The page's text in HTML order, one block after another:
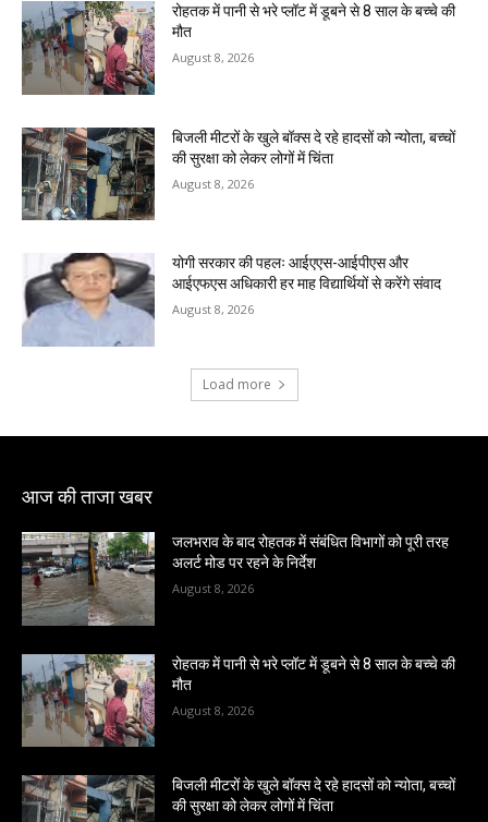
रोहतक में पानी से भरे प्लॉट में डूबने से 8 साल के बच्चे की
मौत
August 8, 2026
बिजली मीटरों के खुले बॉक्स दे रहे हादसों को न्योता, बच्चों
की सुरक्षा को लेकर लोगों में चिंता
August 8, 2026
योगी सरकार की पहलः आईएएस-आईपीएस और
आईएफएस अधिकारी हर माह विद्यार्थियों से करेंगे संवाद
August 8, 2026
Load more
आज की ताजा खबर
जलभराव के बाद रोहतक में संबंधित विभागों को पूरी तरह
अलर्ट मोड पर रहने के निर्देश
August 8, 2026
रोहतक में पानी से भरे प्लॉट में डूबने से 8 साल के बच्चे की
मौत
August 8, 2026
बिजली मीटरों के खुले बॉक्स दे रहे हादसों को न्योता, बच्चों
की सुरक्षा को लेकर लोगों में चिंता